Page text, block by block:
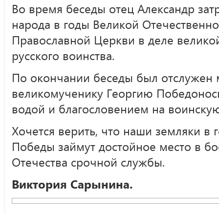
Во время беседы отец Александр
народа в годы Великой
Православной Церкви в деле
русского воинства.
По окончании беседы был отслужен
великомученику Георгию
водой и благословением на
Хочется верить, что наши земляки в
Победы займут достойное место в
Отечества срочной службы.
Виктория Сарынина.